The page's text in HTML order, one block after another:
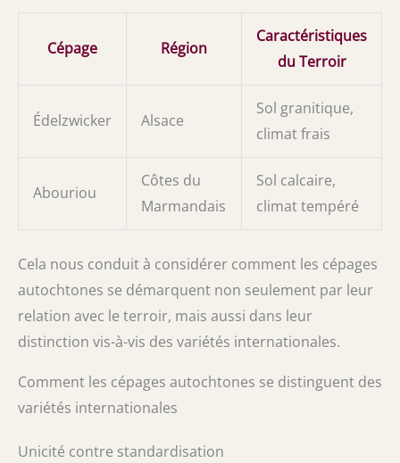
Cépage Région
Caractéristiques
du Terroir
Édelzwicker Alsace
Sol granitique,
climat frais
Abouriou
Côtes du
Marmandais
Sol calcaire,
climat tempéré
Cela nous conduit à considérer comment les cépages
autochtones se démarquent non seulement par leur
relation avec le terroir, mais aussi dans leur
distinction vis-à-vis des variétés internationales.
Comment les cépages autochtones se distinguent des
variétés internationales
Unicité contre standardisation